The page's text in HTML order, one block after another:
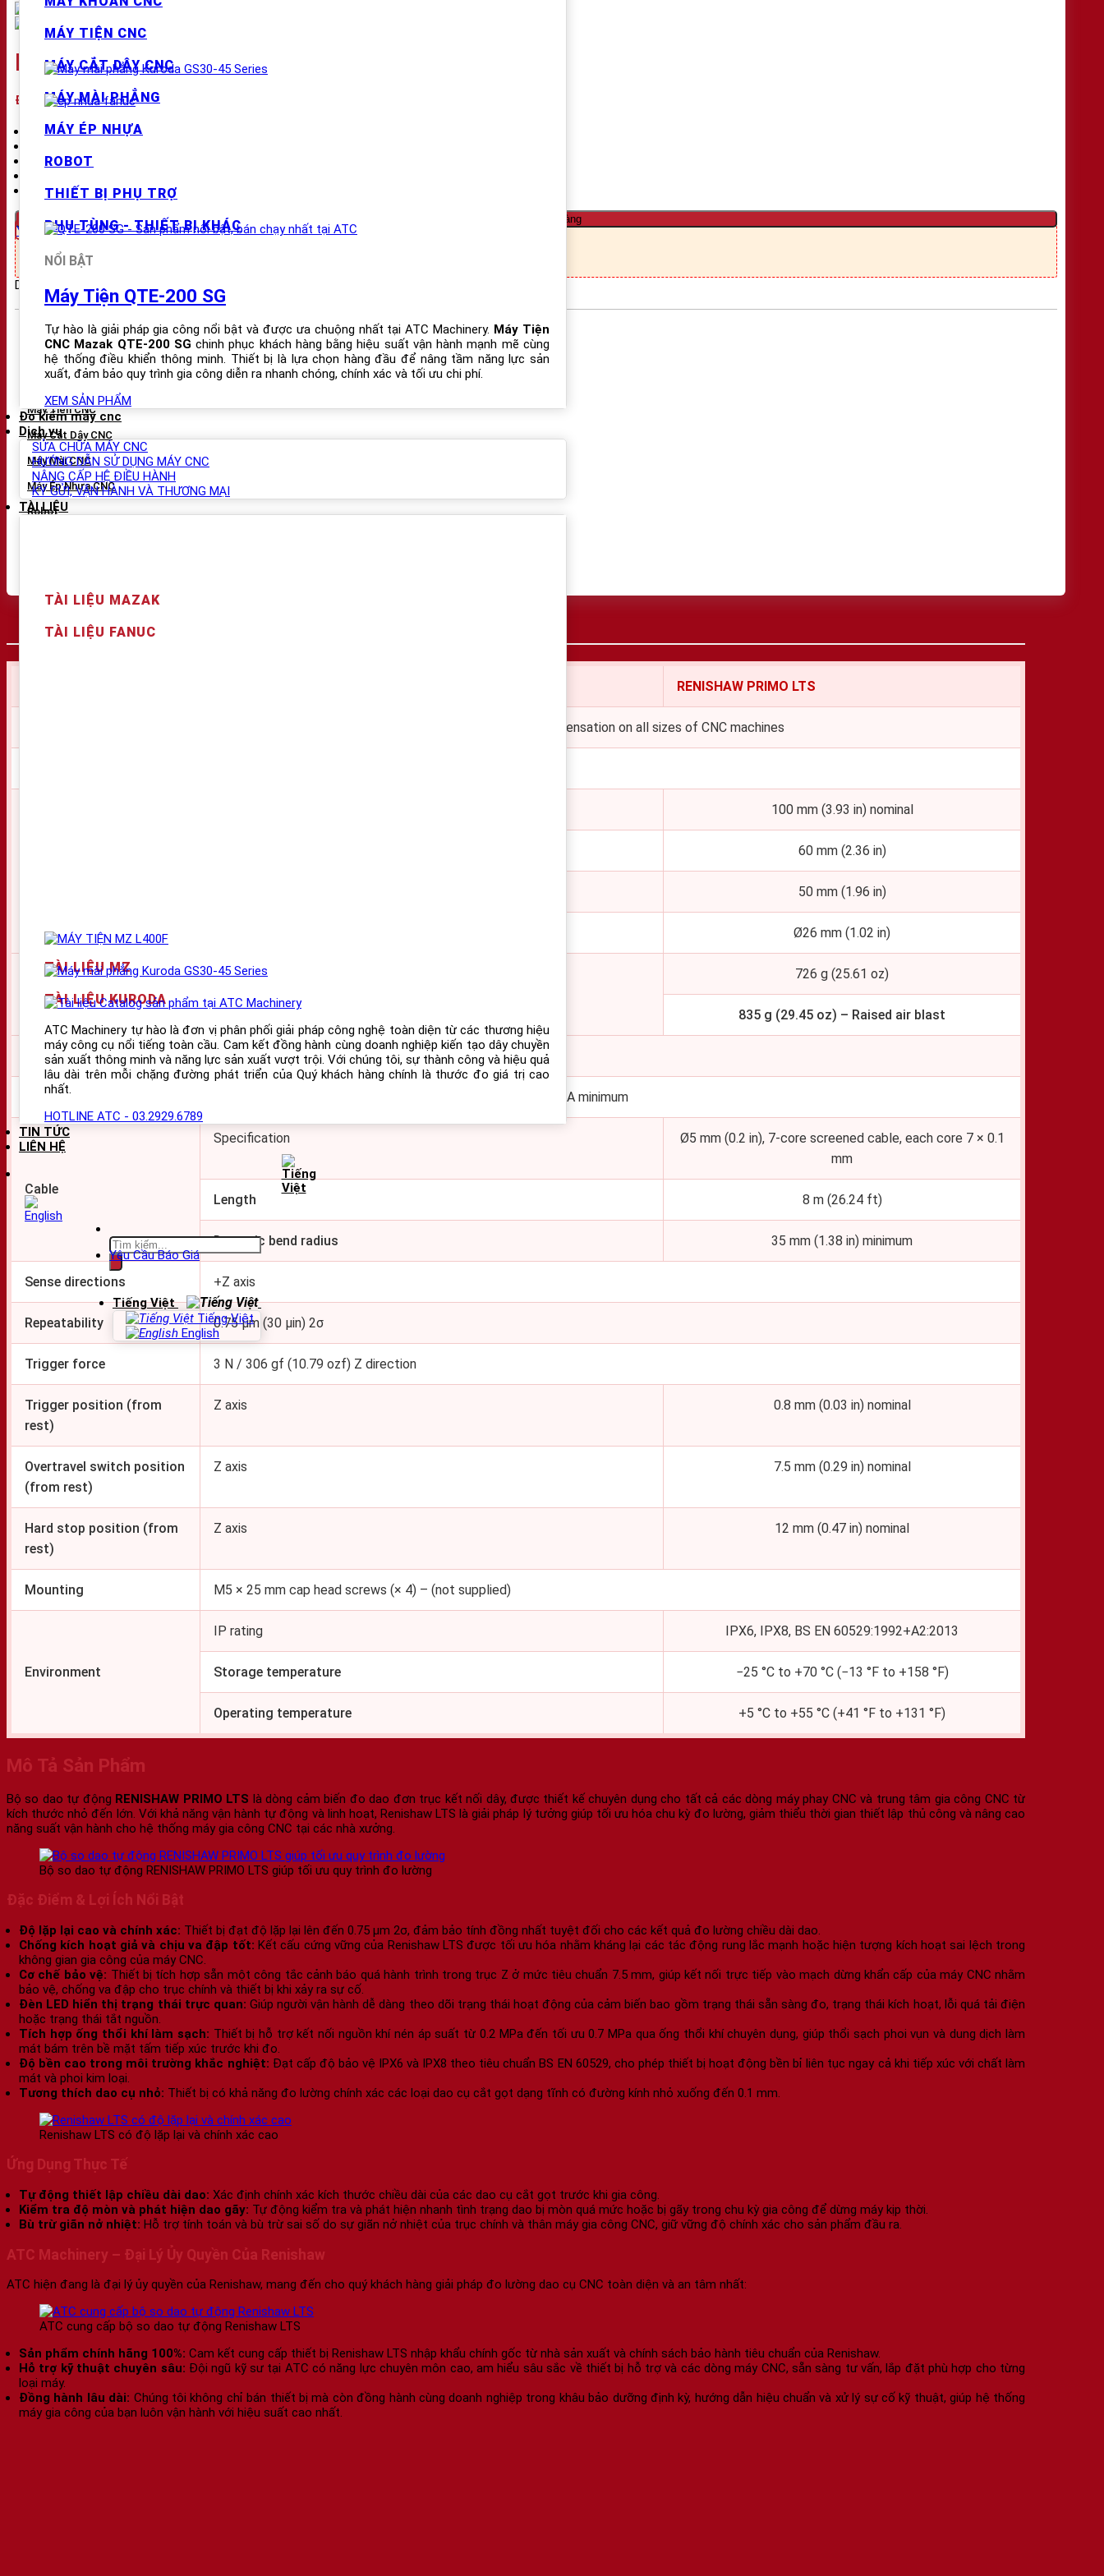
MÁY TIỆN CNC
MÁY CẮT DÂY CNC
MÁY MÀI PHẲNG
MÁY ÉP NHỰA
ROBOT
THIẾT BỊ PHỤ TRỢ
PHỤ TÙNG - THIẾT BỊ KHÁC
NỔI BẬT
Máy Tiện QTE-200 SG
Tự hào là giải pháp gia công nổi bật và được ưa chuộng nhất tại ATC Machinery. Máy Tiện
CNC Mazak QTE-200 SG chinh phục khách hàng bằng hiệu suất vận hành mạnh mẽ cùng
hệ thống điều khiển thông minh. Thiết bị là lựa chọn hàng đầu để nâng tầm năng lực sản
xuất, đảm bảo quy trình gia công diễn ra nhanh chóng, chính xác và tối ưu chi phí.
XEM SẢN PHẨM
Đo kiểm máy cnc
Dịch vụ
SỬA CHỮA MÁY CNC
HƯỚNG DẪN SỬ DỤNG MÁY CNC
NÂNG CẤP HỆ ĐIỀU HÀNH
KÝ GỬI, VẬN HÀNH VÀ THƯƠNG MẠI
TÀI LIỆU
TÀI LIỆU MAZAK
TÀI LIỆU FANUC
TÀI LIỆU MZ
TÀI LIỆU KURODA
ATC Machinery tự hào là đơn vị phân phối giải pháp công nghệ toàn diện từ các thương hiệu
máy công cụ nổi tiếng toàn cầu. Cam kết đồng hành cùng doanh nghiệp kiến tạo dây chuyền
sản xuất thông minh và năng lực sản xuất vượt trội. Với chúng tôi, sự thành công và hiệu quả
lâu dài trên mỗi chặng đường phát triển của Quý khách hàng chính là thước đo giá trị cao
nhất.
HOTLINE ATC - 03.2929.6789
TIN TỨC
LIÊN HỆ
Yêu Cầu Báo Giá
Tìm
kiếm:
Tiếng Việt
Tiếng Việt
English
BỘ SO DAO TỰ ĐỘNG RENISHAW PRIMO LTS
Đặc Điểm Nổi Bật:
Độ lặp lại:0.75 μm (2σ)
Tiêu chuẩn bảo vệ:
Bảo hành:Chính hãng
Thêm vào giỏ hàng
Yêu cầu báo giá
Hỗ trợ mua hàng:
Nhấn gọi 03.2929.6789 để nhận giá tốt nhất !!!
Danh mục: Thiết bị phụ trợ
SẢN PHẨM
Máy Phay CNC
Máy Tiện CNC
Máy Cắt Dây CNC
Máy Mài CNC
Máy Ép Nhựa CNC
Robot
THÔNG SỐ KỸ THUẬT
RENISHAW PRIMO LTS
Tool length setting, broken tool detection and thermal compensation on all sizes of CNC machines
100 mm (3.93 in) nominal
60 mm (2.36 in)
50 mm (1.96 in)
Ø26 mm (1.02 in)
Weight Including cable and conduit
726 g (25.61 oz)
835 g (29.45 oz) – Raised air blast
Transmission type Hard-wired
Interface Integrated interface 12 to 30 Vdc capable of supplying 50 mA minimum
Cable
Specification
Ø5 mm (0.2 in), 7-core screened cable, each core 7 × 0.1
mm
Length 8 m (26.24 ft)
Dynamic bend radius 35 mm (1.38 in) minimum
Sense directions +Z axis
Repeatability 0.75 μm (30 μin) 2σ
Trigger force 3 N / 306 gf (10.79 ozf) Z direction
Trigger position (from
rest)
Z axis 0.8 mm (0.03 in) nominal
Overtravel switch position
(from rest)
Z axis 7.5 mm (0.29 in) nominal
Hard stop position (from
rest)
Z axis 12 mm (0.47 in) nominal
Mounting M5 × 25 mm cap head screws (× 4) – (not supplied)
Environment
IP rating IPX6, IPX8, BS EN 60529:1992+A2:2013
Storage temperature −25 °C to +70 °C (−13 °F to +158 °F)
Operating temperature +5 °C to +55 °C (+41 °F to +131 °F)
Mô Tả Sản Phẩm
Bộ so dao tự động RENISHAW PRIMO LTS là dòng cảm biến đo dao đơn trục kết nối dây, được thiết kế chuyên dụng cho tất cả các dòng máy phay CNC và trung tâm gia công CNC từ
kích thước nhỏ đến lớn. Với khả năng vận hành tự động và linh hoạt, Renishaw LTS là giải pháp lý tưởng giúp tối ưu hóa chu kỳ đo lường, giảm thiểu thời gian thiết lập thủ công và nâng cao
năng suất vận hành cho hệ thống máy gia công CNC tại các nhà xưởng.
Bộ so dao tự động RENISHAW PRIMO LTS giúp tối ưu quy trình đo lường
Đặc Điểm & Lợi Ích Nổi Bật
Độ lặp lại cao và chính xác: Thiết bị đạt độ lặp lại lên đến 0.75 µm 2σ, đảm bảo tính đồng nhất tuyệt đối cho các kết quả đo lường chiều dài dao.
Chống kích hoạt giả và chịu va đập tốt: Kết cấu cứng vững của Renishaw LTS được tối ưu hóa nhằm kháng lại các tác động rung lắc mạnh hoặc hiện tượng kích hoạt sai lệch trong
không gian gia công của máy CNC.
Cơ chế bảo vệ: Thiết bị tích hợp sẵn một công tắc cảnh báo quá hành trình trong trục Z ở mức tiêu chuẩn 7.5 mm, giúp kết nối trực tiếp vào mạch dừng khẩn cấp của máy CNC nhằm
bảo vệ, chống va đập cho trục chính và thiết bị khi xảy ra sự cố.
Đèn LED hiển thị trạng thái trực quan: Giúp người vận hành dễ dàng theo dõi trạng thái hoạt động của cảm biến bao gồm trạng thái sẵn sàng đo, trạng thái kích hoạt, lỗi quá tải điện
hoặc trạng thái tắt nguồn.
Tích hợp ống thổi khí làm sạch: Thiết bị hỗ trợ kết nối nguồn khí nén áp suất từ 0.2 MPa đến tối ưu 0.7 MPa qua ống thổi khí chuyên dụng, giúp thổi sạch phoi vụn và dung dịch làm
mát bám trên bề mặt tấm tiếp xúc trước khi đo.
Độ bền cao trong môi trường khắc nghiệt: Đạt cấp độ bảo vệ IPX6 và IPX8 theo tiêu chuẩn BS EN 60529, cho phép thiết bị hoạt động bền bỉ liên tục ngay cả khi tiếp xúc với chất làm
mát và phoi kim loại.
Tương thích dao cụ nhỏ: Thiết bị có khả năng đo lường chính xác các loại dao cụ cắt gọt dạng tĩnh có đường kính nhỏ xuống đến 0.1 mm.
Renishaw LTS có độ lặp lại và chính xác cao
Ứng Dụng Thực Tế
Tự động thiết lập chiều dài dao: Xác định chính xác kích thước chiều dài của các dao cụ cắt gọt trước khi gia công.
Kiểm tra độ mòn và phát hiện dao gãy: Tự động kiểm tra và phát hiện nhanh tình trạng dao bị mòn quá mức hoặc bị gãy trong chu kỳ gia công để dừng máy kịp thời.
Bù trừ giãn nở nhiệt: Hỗ trợ tính toán và bù trừ sai số do sự giãn nở nhiệt của trục chính và thân máy gia công CNC, giữ vững độ chính xác cho sản phẩm đầu ra.
ATC Machinery – Đại Lý Ủy Quyền Của Renishaw
ATC hiện đang là đại lý ủy quyền của Renishaw, mang đến cho quý khách hàng giải pháp đo lường dao cụ CNC toàn diện và an tâm nhất:
ATC cung cấp bộ so dao tự động Renishaw LTS
Sản phẩm chính hãng 100%: Cam kết cung cấp thiết bị Renishaw LTS nhập khẩu chính gốc từ nhà sản xuất và chính sách bảo hành tiêu chuẩn của Renishaw.
Hỗ trợ kỹ thuật chuyên sâu: Đội ngũ kỹ sư tại ATC có năng lực chuyên môn cao, am hiểu sâu sắc về thiết bị hỗ trợ và các dòng máy CNC, sẵn sàng tư vấn, lắp đặt phù hợp cho từng
loại máy.
Đồng hành lâu dài: Chúng tôi không chỉ bán thiết bị mà còn đồng hành cùng doanh nghiệp trong khâu bảo dưỡng định kỳ, hướng dẫn hiệu chuẩn và xử lý sự cố kỹ thuật, giúp hệ thống
máy gia công của bạn luôn vận hành với hiệu suất cao nhất.